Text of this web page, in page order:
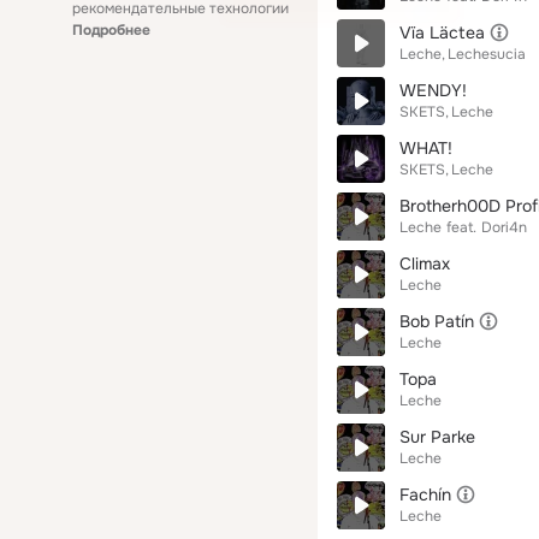
рекомендательные технологии
Подробнее
Vïa Läctea
Leche Lechesucia
WENDY!
SKETS Leche
WHAT!
SKETS Leche
Brotherh00D
Leche feat. Dori4n
Climax
Leche
Bob Patín
Leche
Topa
Leche
Sur Parke
Leche
Fachín
Leche